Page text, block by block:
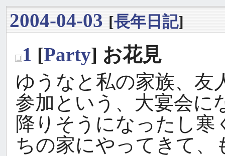
2004-04-03 [長年日記]
1 [Party] お花見
ゆうなと私の家族、友
参加という、大宴会に
降りそうになったし
ちの家にやってきて